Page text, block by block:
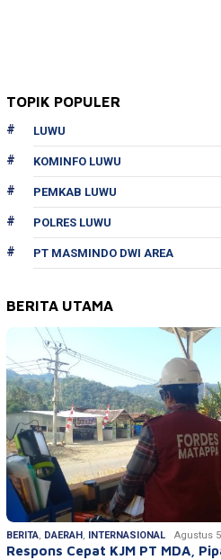
TOPIK POPULER
LUWU
KOMINFO LUWU
PEMKAB LUWU
POLRES LUWU
PT MASMINDO DWI AREA
BERITA UTAMA
BERITA, DAERAH , INTERNASIONAL Agustus
Respons Cepat KJM PT MDA,